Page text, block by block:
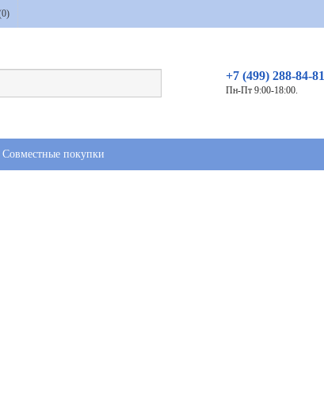
0)
+7 (499) 288-84-81
Пн-Пт 9:00-18:00.
Совместные покупки